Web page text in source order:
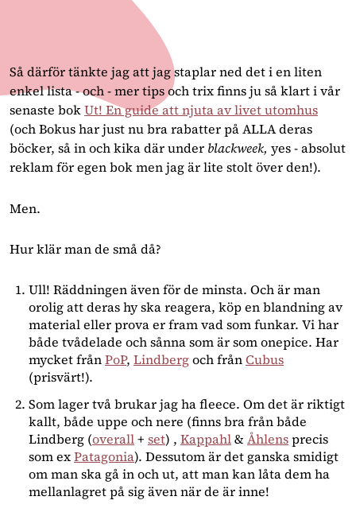
Så därför tänkte jag att jag staplar ned det i en liten
enkel lista - och - mer tips och trix finns ju så klart i vår
senaste bokUt! En guide att njuta av livet utomhus
(och Bokus har just nu bra rabatter på ALLA deras
böcker, så in och kika där under blackweek, yes - absolut
reklam för egen bok men jag är lite stolt över den!).
Men.
Hur klär man de små då?
Ull! Räddningen även för de minsta. Och är man
orolig att deras hy ska reagera, köp en blandning av
material eller prova er fram vad som funkar. Vi har
både tvådelade och sånna som är som onepice. Har
mycket frånPoP, Lindbergoch frånCubus
(prisvärt!).
Som lager två brukar jag ha fleece. Om det är riktigt
kallt, både uppe och nere (finns bra från både
Lindberg (overall+ set) , Kappahl& Åhlensprecis
som exPatagonia). Dessutom är det ganska smidigt
om man ska gå in och ut, att man kan låta dem ha
mellanlagret på sig även när de är inne!